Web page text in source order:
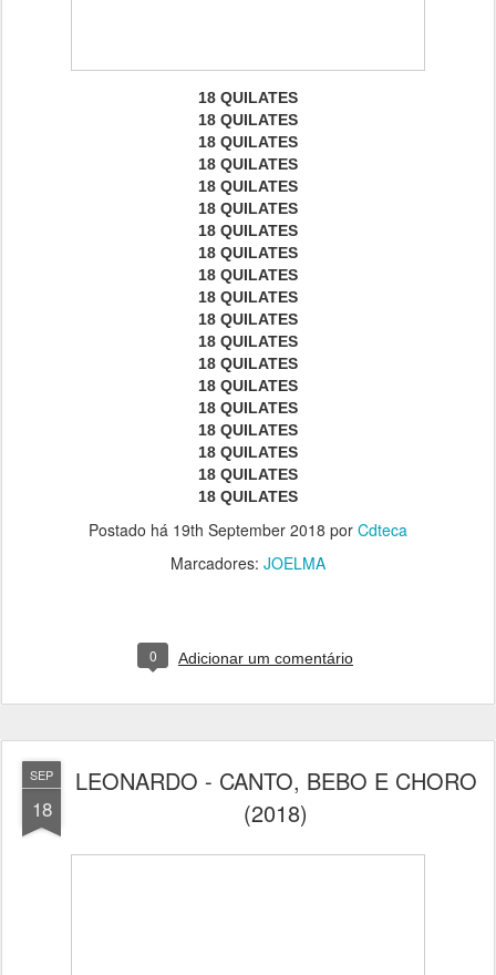
18 QUILATES
18 QUILATES
18 QUILATES
18 QUILATES
18 QUILATES
18 QUILATES
18 QUILATES
18 QUILATES
18 QUILATES
18 QUILATES
18 QUILATES
18 QUILATES
18 QUILATES
18 QUILATES
18 QUILATES
18 QUILATES
18 QUILATES
18 QUILATES
18 QUILATES
Postado há 19th September 2018 por Cdteca
Marcadores: JOELMA
0 Adicionar um comentário
SEP
18
LEONARDO - CANTO, BEBO E CHORO
(2018)